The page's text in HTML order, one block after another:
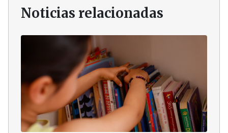
Noticias relacionadas